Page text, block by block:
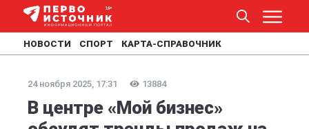
НОВОСТИ СПОРТ КАРТА-СПРАВОЧНИК
24 ноября 2025, 17:31 13884
В центре «Мой бизнес»